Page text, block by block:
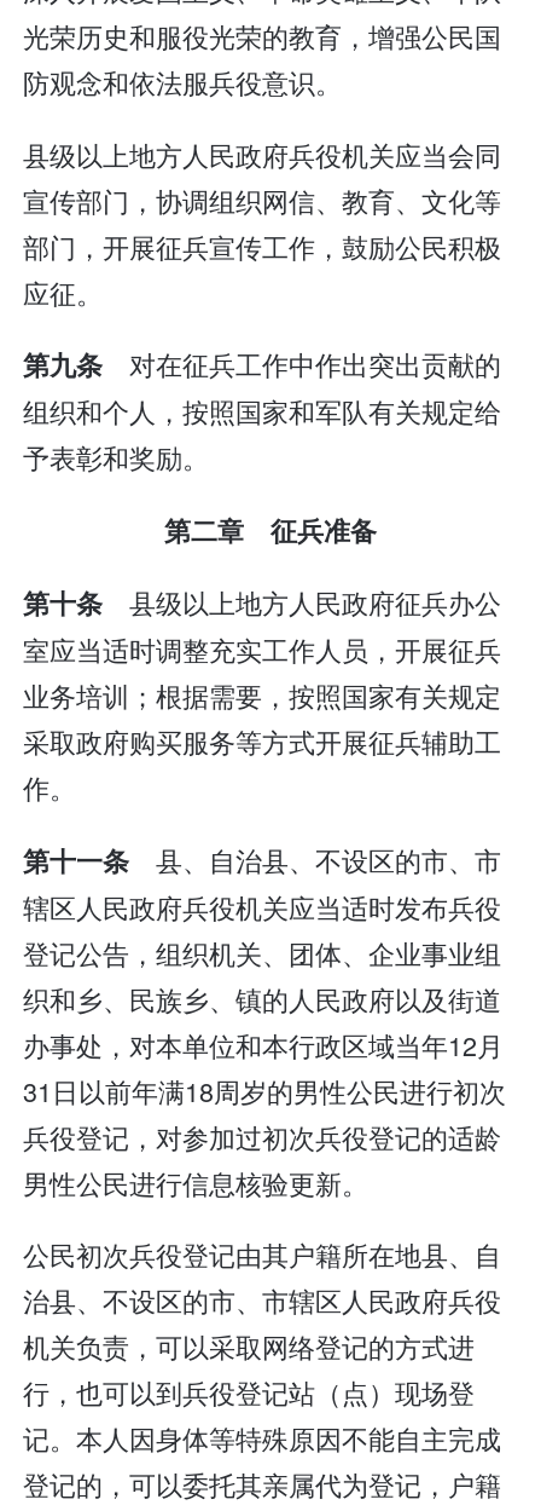
光荣历史和服役光荣的教育，增强公民国
防观念和依法服兵役意识。
县级以上地方人民政府兵役机关应当会同
宣传部门，协调组织网信、教育、文化等
部门，开展征兵宣传工作，鼓励公民积极
应征。
第九条 对在征兵工作中作出突出贡献的
组织和个人，按照国家和军队有关规定给
予表彰和奖励。
第二章 征兵准备
第十条 县级以上地方人民政府征兵办公
室应当适时调整充实工作人员，开展征兵
业务培训；根据需要，按照国家有关规定
采取政府购买服务等方式开展征兵辅助工
作。
第十一条 县、自治县、不设区的市、市
辖区人民政府兵役机关应当适时发布兵役
登记公告，组织机关、团体、企业事业组
织和乡、民族乡、镇的人民政府以及街道
办事处，对本单位和本行政区域当年12月
31日以前年满18周岁的男性公民进行初次
兵役登记，对参加过初次兵役登记的适龄
男性公民进行信息核验更新。
公民初次兵役登记由其户籍所在地县、自
治县、不设区的市、市辖区人民政府兵役
机关负责，可以采取网络登记的方式进
行，也可以到兵役登记站（点）现场登
记。本人因身体等特殊原因不能自主完成
登记的，可以委托其亲属代为登记，户籍